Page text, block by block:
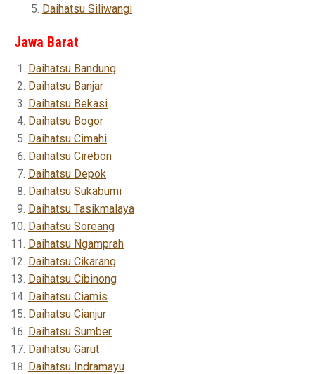
Daihatsu Siliwangi
Jawa Barat
Daihatsu Bandung
Daihatsu Banjar
Daihatsu Bekasi
Daihatsu Bogor
Daihatsu Cimahi
Daihatsu Cirebon
Daihatsu Depok
Daihatsu Sukabumi
Daihatsu Tasikmalaya
Daihatsu Soreang
Daihatsu Ngamprah
Daihatsu Cikarang
Daihatsu Cibinong
Daihatsu Ciamis
Daihatsu Cianjur
Daihatsu Sumber
Daihatsu Garut
Daihatsu Indramayu